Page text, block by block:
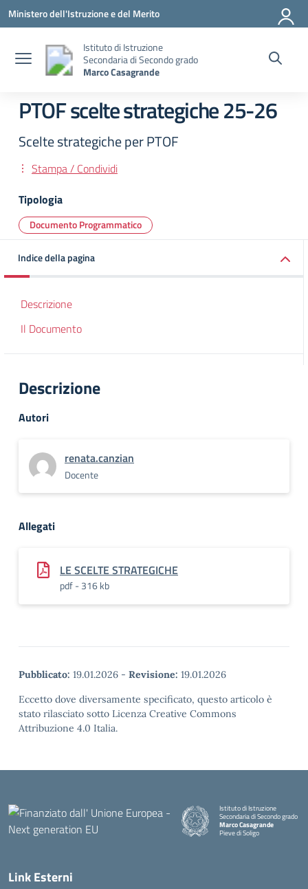
Vai ai contenuti
Vai al menu di navigazione
Vai al footer
Ministero dell'Istruzione e del Merito
Istituto di Istruzione
Secondaria di Secondo grado
Marco Casagrande
PTOF scelte strategiche 25-26
Scelte strategiche per PTOF
Stampa / Condividi
Tipologia
Documento Programmatico
Indice della pagina
Descrizione
Il Documento
Descrizione
Autori
renata.canzian
Docente
Allegati
LE SCELTE STRATEGICHE
pdf - 316 kb
Pubblicato: 19.01.2026 - Revisione: 19.01.2026
Eccetto dove diversamente specificato, questo articolo è
stato rilasciato sotto Licenza Creative Commons
Attribuzione 4.0 Italia.
Istituto di Istruzione
Secondaria di Secondo grado
Marco Casagrande
Pieve di Soligo
Link Esterni